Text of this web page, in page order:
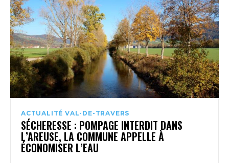
ACTUALITÉ VAL-DE-TRAVERS
SÉCHERESSE : POMPAGE INTERDIT DANS
L’AREUSE, LA COMMUNE APPELLE À
ÉCONOMISER L’EAU